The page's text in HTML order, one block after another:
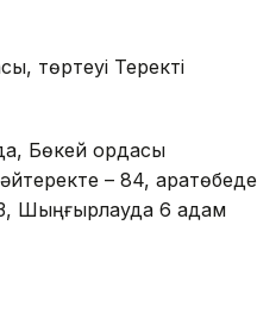
төртеуі Теректі
Бөкей ордасы
– 84, Қаратөбеде
3, Шыңғырлауда 6 адам